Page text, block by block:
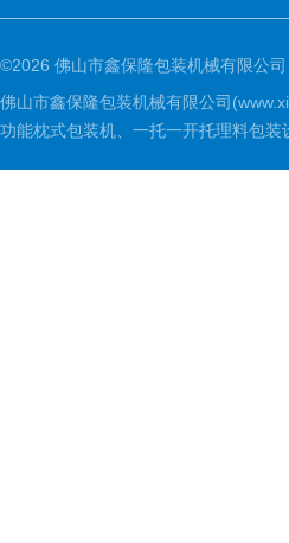
©2026 佛山市鑫保隆包装机械有限公
佛山市鑫保隆包装机械有限公司
功能枕式包装机、一托一开托理料包